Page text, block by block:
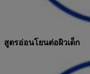
สูตรอ่อนโยนต่อผิวเด็ก